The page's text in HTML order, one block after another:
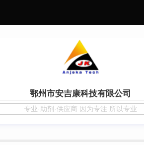
鄂州市安吉康科技有限公司
专业·助剂·供应商 因为专注 所以专业